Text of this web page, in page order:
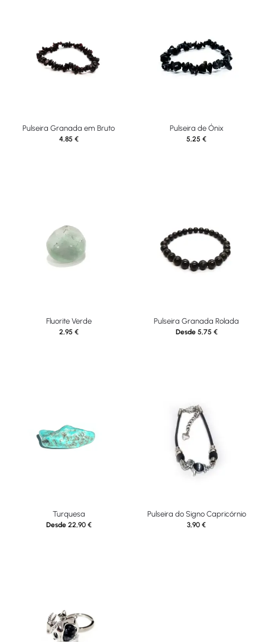
Pulseira Granada em Bruto
4,85 €
Pulseira de Ónix
5,25 €
Fluorite Verde
2,95 €
Pulseira Granada Rolada
Desde 5,75 €
Turquesa
Desde 22,90 €
Pulseira do Signo Capricórnio
3,90 €